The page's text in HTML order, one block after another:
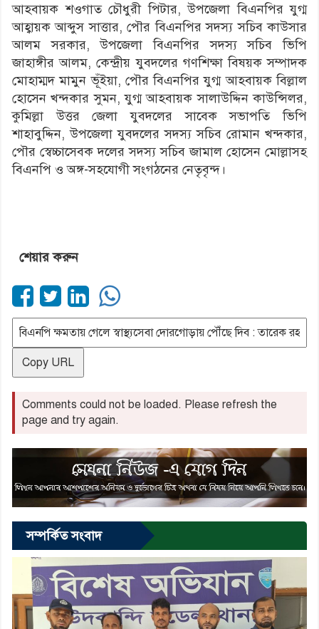
আহবায়ক শওগাত চৌধুরী পিটার, উপজেলা বিএনপির যুগ্ম
আহ্বায়ক আব্দুস সাত্তার, পৌর বিএনপির সদস্য সচিব কাউসার
আলম সরকার, উপজেলা বিএনপির সদস্য সচিব ভিপি
জাহাঙ্গীর আলম, কেন্দ্রীয় যুবদলের গণশিক্ষা বিষয়ক সম্পাদক
মোহাম্মদ মামুন ভূঁইয়া, পৌর বিএনপির যুগ্ম আহবায়ক বিল্লাল
হোসেন খন্দকার সুমন, যুগ্ম আহবায়ক সালাউদ্দিন কাউন্সিলর,
কুমিল্লা উত্তর জেলা যুবদলের সাবেক সভাপতি ভিপি
শাহাবুদ্দিন, উপজেলা যুবদলের সদস্য সচিব রোমান খন্দকার,
পৌর স্বেচ্চাসেবক দলের সদস্য সচিব জামাল হোসেন মোল্লাসহ
বিএনপি ও অঙ্গ-সহযোগী সংগঠনের নেতৃবৃন্দ।
শেয়ার করুন
Copy URL
Comments could not be loaded. Please refresh the
page and try again.
সম্পর্কিত সংবাদ